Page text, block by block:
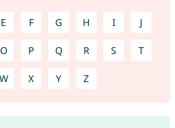
E F G H I J
O P Q R S T
W X Y Z